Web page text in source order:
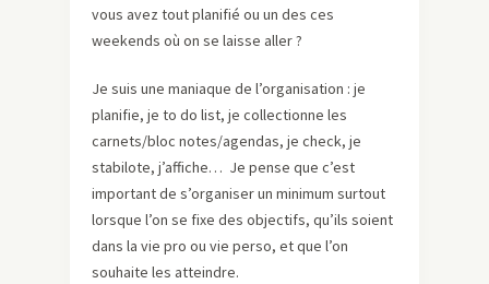
vous avez tout planifié ou un des ces
weekends où on se laisse aller ?
Je suis une maniaque de l’organisation : je
planifie, je to do list, je collectionne les
carnets/bloc notes/agendas, je check, je
stabilote, j’affiche… Je pense que c’est
important de s’organiser un minimum surtout
lorsque l’on se fixe des objectifs, qu’ils soient
dans la vie pro ou vie perso, et que l’on
souhaite les atteindre.